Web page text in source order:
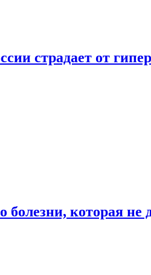
страдает от
которая не